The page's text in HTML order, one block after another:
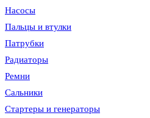
Насосы
Пальцы и втулки
Патрубки
Радиаторы
Ремни
Сальники
Стартеры и генераторы